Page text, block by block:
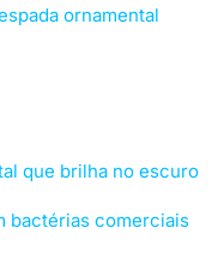
ornamental
que brilha no escuro
bactérias comerciais